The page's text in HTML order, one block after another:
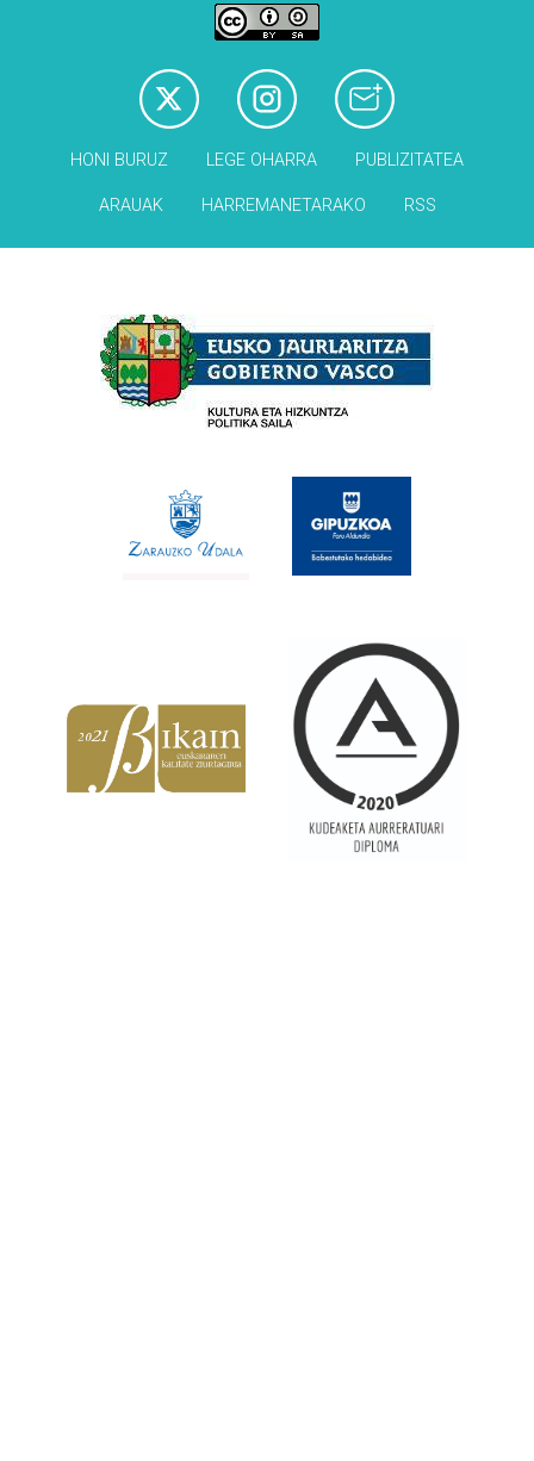
HONI BURUZ LEGE OHARRA PUBLIZITATEA
ARAUAK HARREMANETARAKO RSS